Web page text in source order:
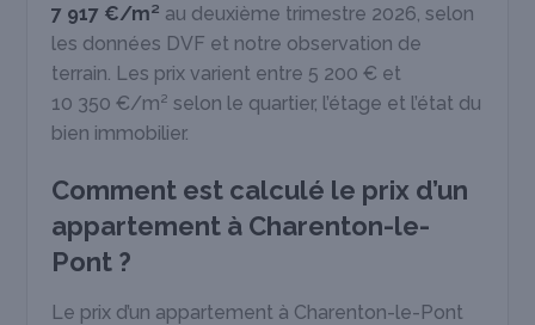
7 917 €/m² au deuxième trimestre 2026, selon
les données DVF et notre observation de
terrain. Les prix varient entre 5 200 € et
10 350 €/m² selon le quartier, l’étage et l’état du
bien immobilier.
Comment est calculé le prix d’un
appartement à Charenton-le-
Pont ?
Le prix d’un appartement à Charenton-le-Pont